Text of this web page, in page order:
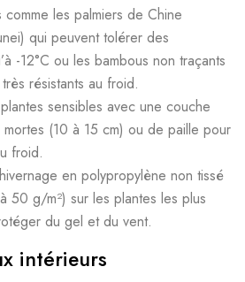
les palmiers de Chine
qui peuvent tolérer des
-12°C ou les bambous non traçants
résistants au froid.
sensibles avec une couche
(10 à 15 cm) ou de paille pour
froid.
en polypropylène non tissé
50 g/m²) sur les plantes les plus
du gel et du vent.
intérieurs